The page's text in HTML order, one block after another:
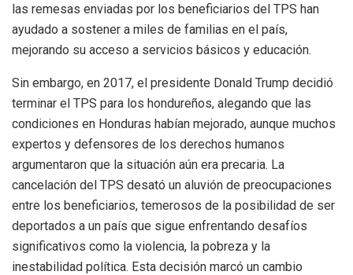
las remesas enviadas por los beneficiarios del TPS han
ayudado a sostener a miles de familias en el país,
mejorando su acceso a servicios básicos y educación.
Sin embargo, en 2017, el presidente Donald Trump decidió
terminar el TPS para los hondureños, alegando que las
condiciones en Honduras habían mejorado, aunque muchos
expertos y defensores de los derechos humanos
argumentaron que la situación aún era precaria. La
cancelación del TPS desató un aluvión de preocupaciones
entre los beneficiarios, temerosos de la posibilidad de ser
deportados a un país que sigue enfrentando desafíos
significativos como la violencia, la pobreza y la
inestabilidad política. Esta decisión marcó un cambio